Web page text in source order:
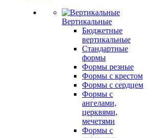
Вертикальные
Бюджетные
вертикальные
Стандартные
формы
Формы резные
Формы с крестом
Формы с сердцем
Формы с
ангелами,
церквями,
мечетями
Формы с